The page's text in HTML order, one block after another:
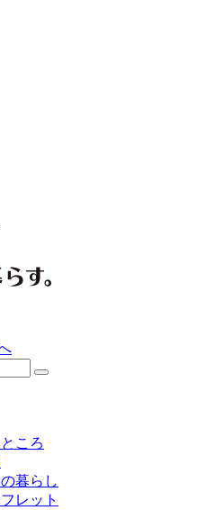
ころ
暮らし
レット